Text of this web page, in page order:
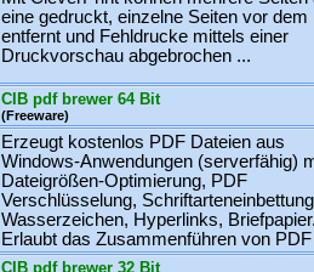
eine gedruckt, einzelne Seiten vor dem
entfernt und Fehldrucke mittels einer
Druckvorschau abgebrochen ...
CIB pdf brewer 64 Bit
(Freeware)
Erzeugt kostenlos PDF Dateien aus
Windows-Anwendungen (serverfähig)
Dateigrößen-Optimierung, PDF
Verschlüsselung,
Wasserzeichen, Hyperlinks,
Erlaubt das Zusammenführen von
CIB pdf brewer 32 Bit